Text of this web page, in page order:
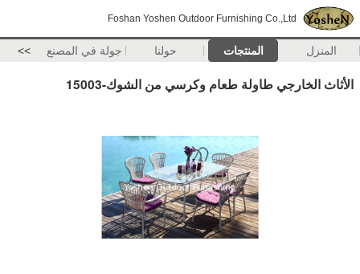
Foshan Yoshen Outdoor Furnishing Co.,Ltd
المنزل المنتجات حولنا جولة في المصنع >>
الأثاث الخارجي طاولة طعام وكرسي من الشوك-15003